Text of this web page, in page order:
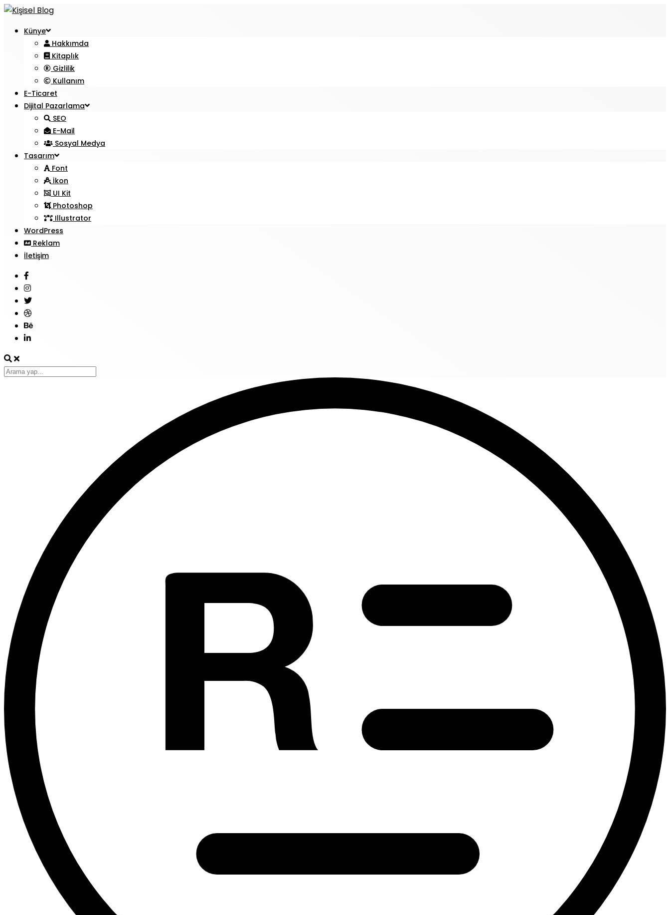
Künye
Hakkımda
Kitaplık
Gizlilik
Kullanım
E-Ticaret
Dijital Pazarlama
SEO
E-Mail
Sosyal Medya
Tasarım
Font
İkon
UI Kit
Photoshop
Illustrator
WordPress
Reklam
İletişim